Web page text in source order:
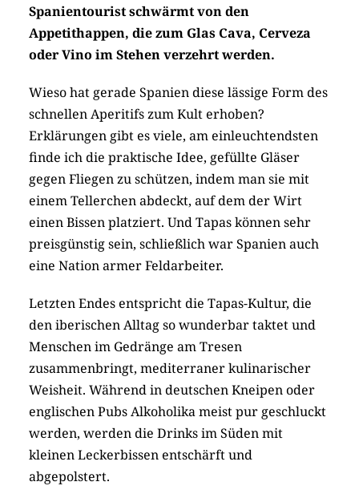
Spanientourist schwärmt von den
Appetithappen, die zum Glas Cava, Cerveza
oder Vino im Stehen verzehrt werden.
Wieso hat gerade Spanien diese lässige Form des
schnellen Aperitifs zum Kult erhoben?
Erklärungen gibt es viele, am einleuchtendsten
finde ich die praktische Idee, gefüllte Gläser
gegen Fliegen zu schützen, indem man sie mit
einem Tellerchen abdeckt, auf dem der Wirt
einen Bissen platziert. Und Tapas können sehr
preisgünstig sein, schließlich war Spanien auch
eine Nation armer Feldarbeiter.
Letzten Endes entspricht die Tapas-Kultur, die
den iberischen Alltag so wunderbar taktet und
Menschen im Gedränge am Tresen
zusammenbringt, mediterraner kulinarischer
Weisheit. Während in deutschen Kneipen oder
englischen Pubs Alkoholika meist pur geschluckt
werden, werden die Drinks im Süden mit
kleinen Leckerbissen entschärft und
abgepolstert.